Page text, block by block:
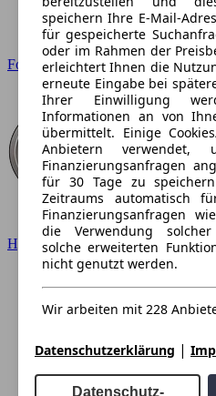
Ford
Hyundai
speichern Ihre E-Mail-
für gespeicherte
oder im Rahmen der
erleichtert Ihnen die
erneute Eingabe bei
Ihrer Einwilligung
Informationen an von
übermittelt. Einige
Anbietern
Finanzierungsanfragen
für 30 Tage zu
Zeitraums automatisch
Finanzierungsanfragen
die Verwendung solcher
solche erweiterten
nicht genutzt werden.
Wir arbeiten mit 228
Datenschutzerklärung |
Datenschutz-